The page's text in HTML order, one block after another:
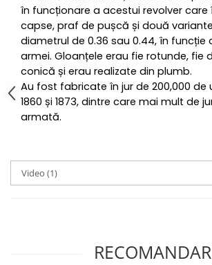
în funcționare a acestui revolver
capse, praf de pușcă și două
diametrul de 0.36 sau 0.44, în funcție
armei. Gloanțele erau fie rotunde, fie
conică și erau realizate din plumb.
Au fost fabricate în jur de 200,000 de
1860 și 1873, dintre care mai mult de
armată.
Video (1)